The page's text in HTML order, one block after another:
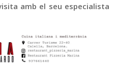
amb el seu especialista